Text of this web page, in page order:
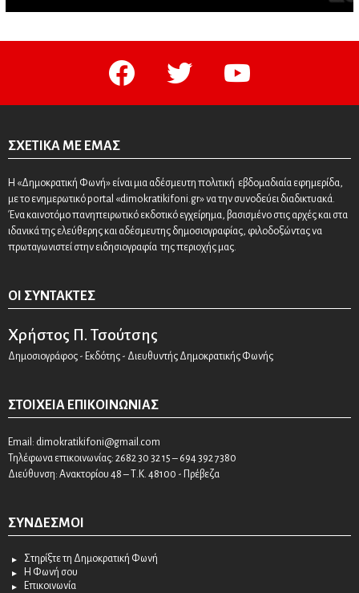
facebook twitter
ΣΧΕΤΙΚΆ ΜΕ ΕΜΆΣ
Η «Δημοκρατική Φωνή» είναι μια αδέσμευτη πολιτική εβδομαδιαία εφημερίδα,
με το ενημερωτικό portal «dimokratikifoni.gr» να την συνοδεύει διαδικτυακά.
Ένα καινοτόμο πανηπειρωτικό εκδοτικό εγχείρημα, βασισμένο στις αρχές και στα
ιδανικά της ελεύθερης και αδέσμευτης δημοσιογραφίας, φιλοδοξώντας να
πρωταγωνιστεί στην ειδησιογραφία της περιοχής μας.
ΟΙ ΣΥΝΤΆΚΤΕΣ
Χρήστος Π. Τσούτσης
Δημοσιογράφος - Εκδότης - Διευθυντής Δημοκρατικής Φωνής
ΣΤΟΙΧΕΊΑ ΕΠΙΚΟΙΝΩΝΊΑΣ
Email: dimokratikifoni@gmail.com
Τηλέφωνα επικοινωνίας: 2682 30 32 15 – 694 392 7380
Διεύθυνση: Ανακτορίου 48 – Τ.Κ. 48100 - Πρέβεζα
ΣΎΝΔΕΣΜΟΙ
Στηρίξτε τη Δημοκρατική Φωνή
Η Φωνή σου
Επικοινωνία